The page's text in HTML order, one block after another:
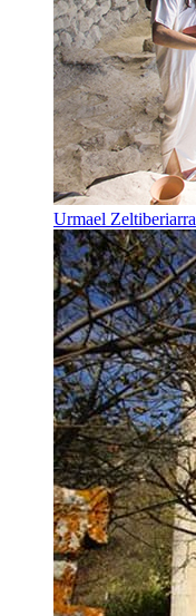
Urmael Zeltiberiarra